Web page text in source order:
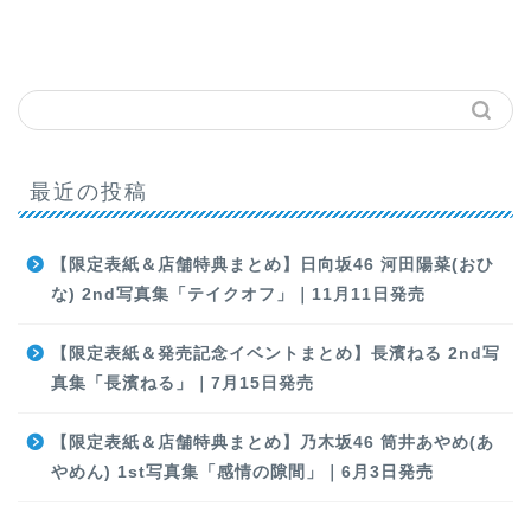
最近の投稿
【限定表紙＆店舗特典まとめ】日向坂46 河田陽菜(おひ
な) 2nd写真集「テイクオフ」｜11月11日発売
【限定表紙＆発売記念イベントまとめ】長濱ねる 2nd写
真集「長濱ねる」｜7月15日発売
【限定表紙＆店舗特典まとめ】乃木坂46 筒井あやめ(あ
やめん) 1st写真集「感情の隙間」｜6月3日発売